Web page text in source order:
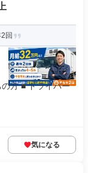
回
方 ■ ドライバー
気になる